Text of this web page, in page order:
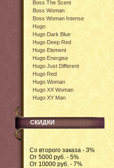
Boss The Scent
Boss Woman
Boss Woman Intense
Hugo
Hugo Dark Blue
Hugo Deep Red
Hugo Element
Hugo Energise
Hugo Just Different
Hugo Red
Hugo Woman
Hugo XX Woman
Hugo XY Man
СКИДКИ
Со второго заказа - 3%
От 5000 руб. - 5%
От 10000 руб. - 7%